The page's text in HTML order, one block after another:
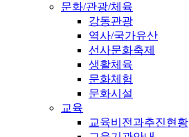
문화/관광/체육
강동관광
역사/국가유산
선사문화축제
생활체육
문화체험
문화시설
교육
교육비전과추진현황